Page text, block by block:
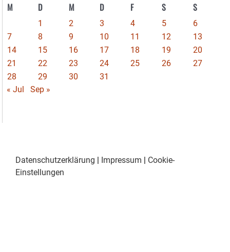
M D M D F S S
1 2 3 4 5
6
7
8 9 10 11 12
13
14
15 16 17 18 19
20
21
22 23 24 25 26
27
28
29 30
31
« Jul
Sep »
Datenschutzerklärung | Impressum | Cookie-
Einstellungen